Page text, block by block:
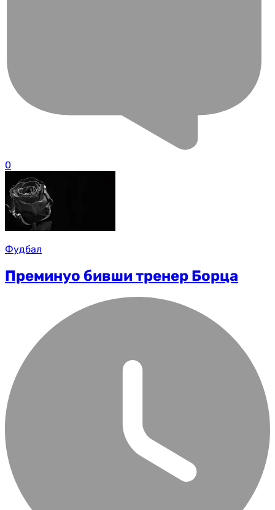
0
Фудбал
Преминуо бивши тренер Борца